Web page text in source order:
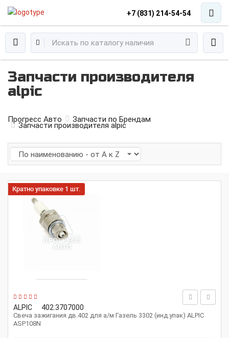
+7 (831) 214-54-54
Запчасти производителя
alpic
Прогресс Авто Запчасти по Брендам
Запчасти производителя alpic
ALPIC 402.3707000
Свеча зажигания дв.402 для а/м Газель 3302 (инд.упак) ALPIC
ASP108N
Кратно упаковке 1 шт.